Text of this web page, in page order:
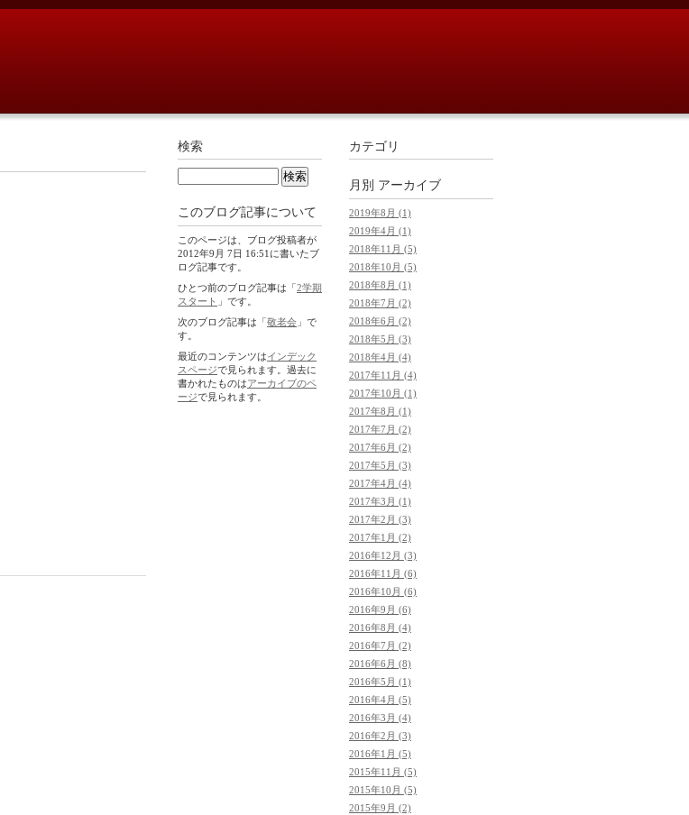
カテゴリ
月別 アーカイブ
2019年8月 (1)
2019年4月 (1)
2018年11月 (5)
2018年10月 (5)
2018年8月 (1)
2018年7月 (2)
2018年6月 (2)
2018年5月 (3)
2018年4月 (4)
2017年11月 (4)
2017年10月 (1)
2017年8月 (1)
2017年7月 (2)
2017年6月 (2)
2017年5月 (3)
2017年4月 (4)
2017年3月 (1)
2017年2月 (3)
2017年1月 (2)
2016年12月 (3)
2016年11月 (6)
2016年10月 (6)
2016年9月 (6)
2016年8月 (4)
2016年7月 (2)
2016年6月 (8)
2016年5月 (1)
2016年4月 (5)
2016年3月 (4)
2016年2月 (3)
2016年1月 (5)
2015年11月 (5)
2015年10月 (5)
2015年9月 (2)
検索
このブログ記事について
このページは、ブログ投稿者が
2012年9月 7日 16:51に書いたブ
ログ記事です。
ひとつ前のブログ記事は「2学期
スタート 」です。
次のブログ記事は「敬老会 」で
す。
最近のコンテンツはインデック
スページで見られます。過去に
書かれたものはアーカイブのペ
ージで見られます。